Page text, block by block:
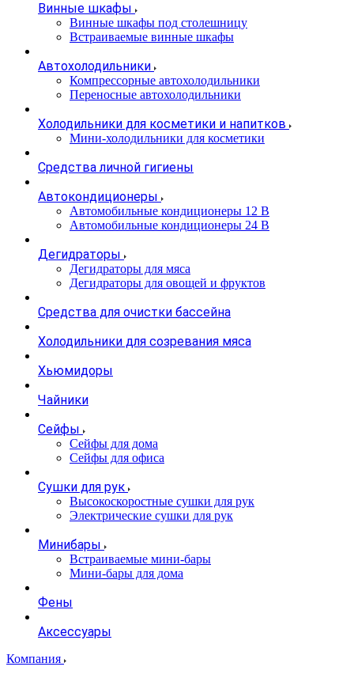
Винные шкафы
Винные шкафы под столешницу
Встраиваемые винные шкафы
Автохолодильники
Компрессорные автохолодильники
Переносные автохолодильники
Холодильники для косметики и напитков
Мини-холодильники для косметики
Cредства личной гигиены
Автокондиционеры
Автомобильные кондиционеры 12 В
Автомобильные кондиционеры 24 В
Дегидраторы
Дегидраторы для мяса
Дегидраторы для овощей и фруктов
Средства для очистки бассейна
Холодильники для созревания мяса
Хьюмидоры
Чайники
Сейфы
Сейфы для дома
Сейфы для офиса
Сушки для рук
Высокоскоростные сушки для рук
Электрические сушки для рук
Минибары
Встраиваемые мини-бары
Мини-бары для дома
Фены
Аксессуары
Компания